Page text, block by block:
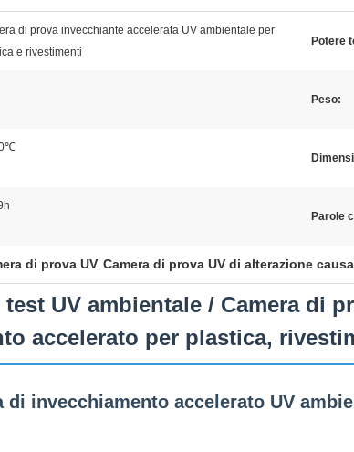
di prova invecchiante accelerata UV ambientale per
e rivestimenti
Potere
Peso:
Parole
di prova UV, Camera di prova UV di alterazione
UV ambientale / Camera di
accelerato per plastica,
di invecchiamento accelerato UV